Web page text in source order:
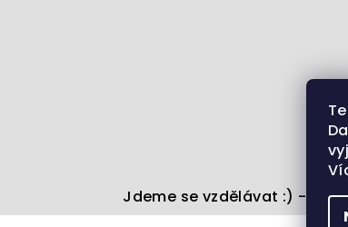
Jdeme se vzdělávat :) -